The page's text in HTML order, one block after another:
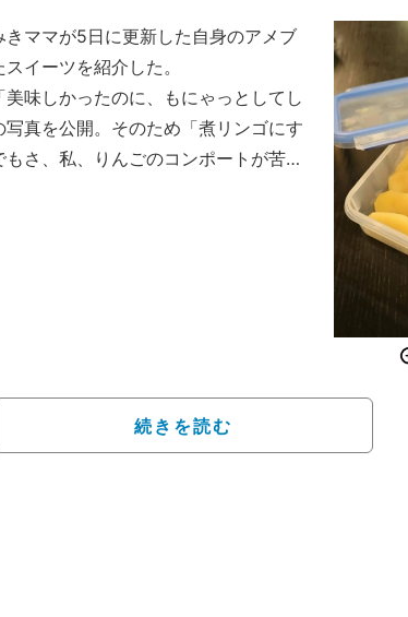
ママが5日に更新した自身のアメブ
イーツを紹介した。
味しかったのに、もにゃっとしてし
写真を公開。そのため「煮リンゴにす
さ、私、りんごのコンポートが苦手
続きを読む